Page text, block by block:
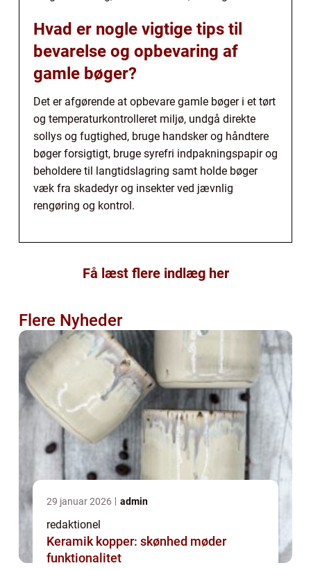
Hvad er nogle vigtige tips til
bevarelse og opbevaring af
gamle bøger?
Det er afgørende at opbevare gamle bøger i et tørt
og temperaturkontrolleret miljø, undgå direkte
sollys og fugtighed, bruge handsker og håndtere
bøger forsigtigt, bruge syrefri indpakningspapir og
beholdere til langtidslagring samt holde bøger
væk fra skadedyr og insekter ved jævnlig
rengøring og kontrol.
Få læst flere indlæg her
Flere Nyheder
29 januar 2026 admin
redaktionel
Keramik kopper: skønhed møder
funktionalitet